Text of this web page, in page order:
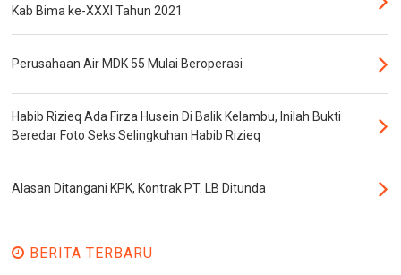
Kab Bima ke-XXXI Tahun 2021
Perusahaan Air MDK 55 Mulai Beroperasi
Habib Rizieq Ada Firza Husein Di Balik Kelambu, Inilah Bukti
Beredar Foto Seks Selingkuhan Habib Rizieq
Alasan Ditangani KPK, Kontrak PT. LB Ditunda
BERITA TERBARU